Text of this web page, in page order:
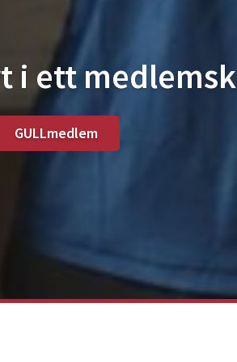
i ett
GULLmedlem